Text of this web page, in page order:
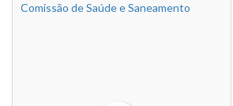
Comissão de Saúde e Saneamento